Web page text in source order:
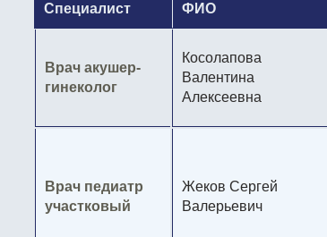
Специалист ФИО
Врач акушер-
гинеколог
Косолапова
Валентина
Алексеевна
Врач педиатр
участковый
Жеков Сергей
Валерьевич